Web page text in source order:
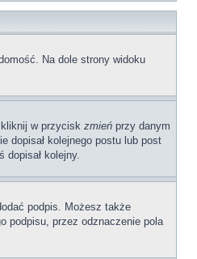
Na dole strony widoku
w przycisk zmień przy danym
dopisał kolejnego postu lub post
dopisał kolejny.
podpis. Możesz także
podpisu, przez odznaczenie pola